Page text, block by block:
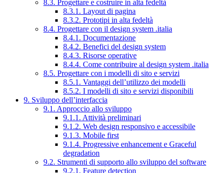
8.3. Progettare e costruire in alta fedeltà
8.3.1. Layout di pagina
8.3.2. Prototipi in alta fedeltà
8.4. Progettare con il design system .italia
8.4.1. Documentazione
8.4.2. Benefici del design system
8.4.3. Risorse operative
8.4.4. Come contribuire al design system .italia
8.5. Progettare con i modelli di sito e servizi
8.5.1. Vantaggi dell’utilizzo dei modelli
8.5.2. I modelli di sito e servizi disponibili
9. Sviluppo dell’interfaccia
9.1. Approccio allo sviluppo
9.1.1. Attività preliminari
9.1.2. Web design responsivo e accessibile
9.1.3. Mobile first
9.1.4. Progressive enhancement e Graceful
degradation
9.2. Strumenti di supporto allo sviluppo del software
9.2.1. Feature detection